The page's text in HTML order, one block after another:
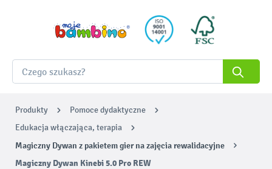
Produkty
Pomoce dydaktyczne
Edukacja włączająca, terapia
Magiczny Dywan z pakietem gier na zajęcia rewalidacyjne
Magiczny Dywan Kinebi 5.0 Pro REW